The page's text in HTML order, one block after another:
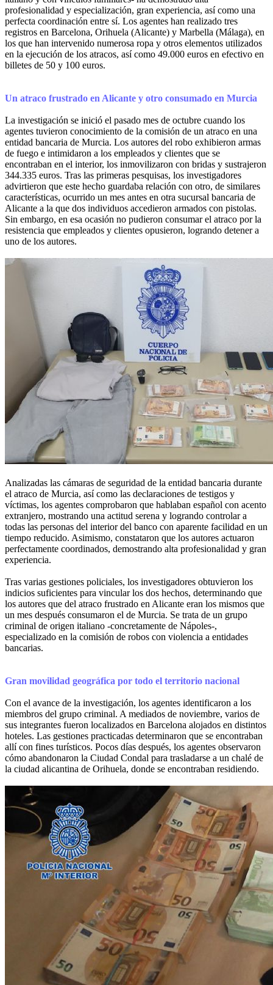
profesionalidad y especialización, gran experiencia, así como una
perfecta coordinación entre sí. Los agentes han realizado tres
registros en Barcelona, Orihuela (Alicante) y Marbella (Málaga), en
los que han intervenido numerosa ropa y otros elementos utilizados
en la ejecución de los atracos, así como 49.000 euros en efectivo en
billetes de 50 y 100 euros.
Un atraco frustrado en Alicante y otro consumado en Murcia
La investigación se inició el pasado mes de octubre cuando los
agentes tuvieron conocimiento de la comisión de un atraco en una
entidad bancaria de Murcia. Los autores del robo exhibieron armas
de fuego e intimidaron a los empleados y clientes que se
encontraban en el interior, los inmovilizaron con bridas y sustrajeron
344.335 euros. Tras las primeras pesquisas, los investigadores
advirtieron que este hecho guardaba relación con otro, de similares
características, ocurrido un mes antes en otra sucursal bancaria de
Alicante a la que dos individuos accedieron armados con pistolas.
Sin embargo, en esa ocasión no pudieron consumar el atraco por la
resistencia que empleados y clientes opusieron, logrando detener a
uno de los autores.
Analizadas las cámaras de seguridad de la entidad bancaria durante
el atraco de Murcia, así como las declaraciones de testigos y
víctimas, los agentes comprobaron que hablaban español con acento
extranjero, mostrando una actitud serena y logrando controlar a
todas las personas del interior del banco con aparente facilidad en un
tiempo reducido. Asimismo, constataron que los autores actuaron
perfectamente coordinados, demostrando alta profesionalidad y gran
experiencia.
Tras varias gestiones policiales, los investigadores obtuvieron los
indicios suficientes para vincular los dos hechos, determinando que
los autores que del atraco frustrado en Alicante eran los mismos que
un mes después consumaron el de Murcia. Se trata de un grupo
criminal de origen italiano -concretamente de Nápoles-,
especializado en la comisión de robos con violencia a entidades
bancarias.
Gran movilidad geográfica por todo el territorio nacional
Con el avance de la investigación, los agentes identificaron a los
miembros del grupo criminal. A mediados de noviembre, varios de
sus integrantes fueron localizados en Barcelona alojados en distintos
hoteles. Las gestiones practicadas determinaron que se encontraban
allí con fines turísticos. Pocos días después, los agentes observaron
cómo abandonaron la Ciudad Condal para trasladarse a un chalé de
la ciudad alicantina de Orihuela, donde se encontraban residiendo.